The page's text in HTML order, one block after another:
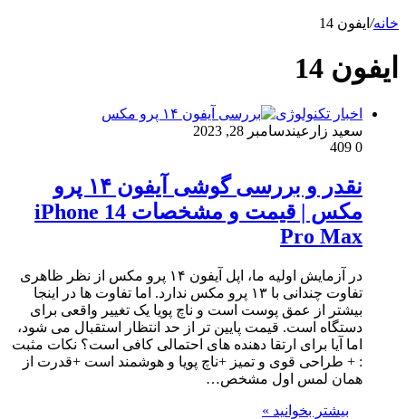
خانه/ ایفون 14
ایفون 14
اخبار تکنولوژی
سعید زارعیندسامبر 28, 2023
0
نقدر و بررسی گوشی آیفون ۱۴ پرو
مکس | قیمت و مشخصات iPhone 14
Pro Max
در آزمایش اولیه ما، اپل آیفون ۱۴ پرو مکس از نظر ظاهری
تفاوت چندانی با ۱۳ پرو مکس ندارد. اما تفاوت ها در اینجا
بیشتر از عمق پوست است و ناچ پویا یک تغییر واقعی برای
دستگاه است. قیمت پایین تر از حد انتظار استقبال می شود،
اما آیا برای ارتقا دهنده های احتمالی کافی است؟ نکات مثبت
: + طراحی قوی و تمیز +ناچ پویا و هوشمند است +قدرت از
همان لمس اول مشخص…
بیشتر بخوانید »